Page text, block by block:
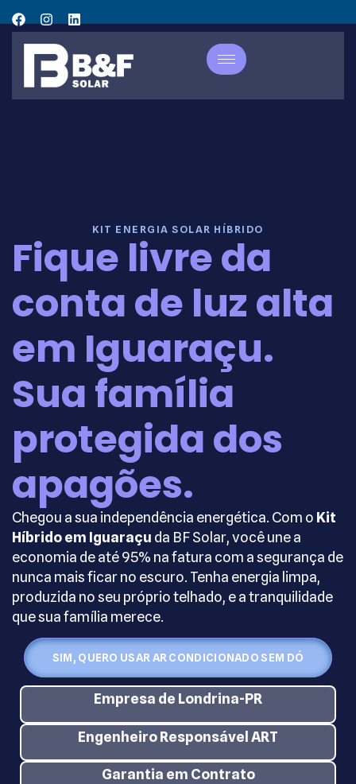
KIT ENERGIA SOLAR HÍBRIDO
Fique livre da
conta de luz alta
em Iguaraçu.
Sua família
protegida dos
apagões.
Chegou a sua independência energética. Com o Kit
Híbrido em Iguaraçu da BF Solar, você une a
economia de até 95% na fatura com a segurança de
nunca mais ficar no escuro. Tenha energia limpa,
produzida no seu próprio telhado, e a tranquilidade
que sua família merece.
SIM, QUERO USAR AR CONDICIONADO SEM DÓ
Empresa de Londrina-PR
Engenheiro Responsável ART
Garantia em Contrato